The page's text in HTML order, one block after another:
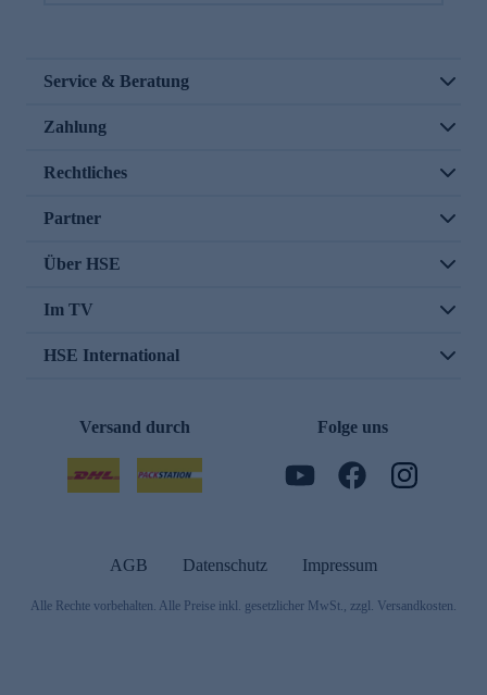
Service & Beratung
Zahlung
Rechtliches
Partner
Über HSE
Im TV
HSE International
Versand durch Folge uns
AGB Datenschutz Impressum
Alle Rechte vorbehalten. Alle Preise inkl. gesetzlicher MwSt., zzgl. Versandkosten.